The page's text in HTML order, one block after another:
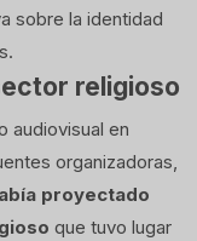
sobre la identidad
religioso
audiovisual en
organizadoras,
proyectado
que tuvo lugar